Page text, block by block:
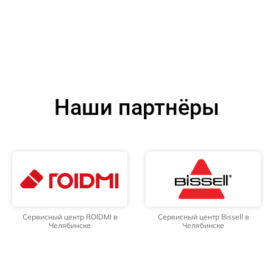
Наши партнёры
Сервисный центр ROIDMI в
Челябинске
Сервисный центр Bissell в
Челябинске